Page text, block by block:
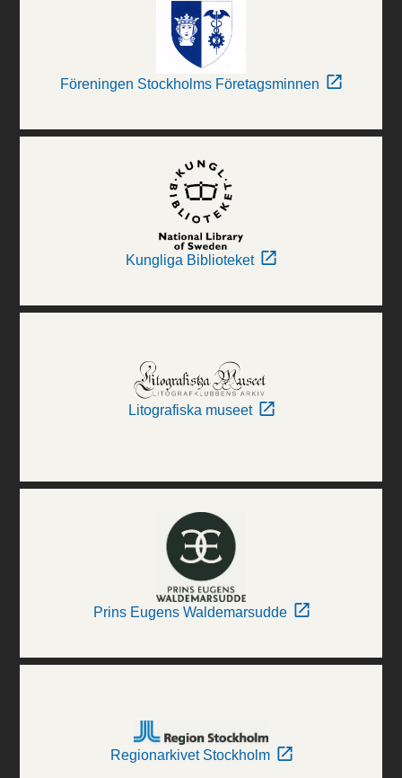
Föreningen Stockholms Företagsminnen
Kungliga Biblioteket
Litografiska museet
Prins Eugens Waldemarsudde
Regionarkivet Stockholm